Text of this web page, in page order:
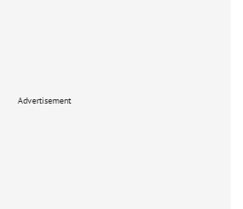
Advertisement